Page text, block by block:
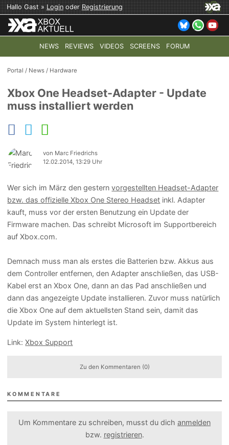
Hallo Gast »LoginoderRegistrierung
NEWS REVIEWS VIDEOS SCREENS FORUM
TOP-THEMEN: COD: MODERN WARFARE 4 HALO:
Portal / News / Hardware
Xbox One Headset-Adapter - Update
muss installiert werden
von Marc Friedrichs
12.02.2014, 13:29 Uhr
Wer sich im März den gesternvorgestellten Headset-Adapter
bzw. das offizielle Xbox One Stereo Headset inkl. Adapter
kauft, muss vor der ersten Benutzung ein Update der
Firmware machen. Das schreibt Microsoft im Supportbereich
auf Xbox.com.
Demnach muss man als erstes die Batterien bzw. Akkus aus
dem Controller entfernen, den Adapter anschließen, das USB-
Kabel erst an Xbox One, dann an das Pad anschließen und
dann das angezeigte Update installieren. Zuvor muss natürlich
die Xbox One auf dem aktuellsten Stand sein, damit das
Update im System hinterlegt ist.
Link:Xbox Support
Zu den Kommentaren (0)
KOMMENTARE
Um Kommentare zu schreiben, musst du dich anmelden
bzw. registrieren.